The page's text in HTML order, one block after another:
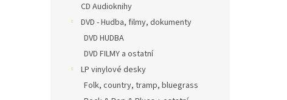
CD Audioknihy
DVD - Hudba, filmy, dokumenty
DVD HUDBA
DVD FILMY a ostatní
LP vinylové desky
Folk, country, tramp, bluegrass